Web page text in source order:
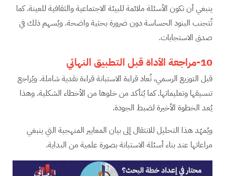
ينبغي أن تكون الأسئلة ملائمة للبيئة الاجتماعية والثقافية للعينة. كما
تُتجنب البنود الحساسة دون ضرورة بحثية واضحة. ويُسهم ذلك في
صدق الاستجابات.
10-مراجعة الأداة قبل التطبيق النهائي
قبل التوزيع الرسمي، تُعاد قراءة الاستبانة قراءة نقدية شاملة. ويُراجع
تنسيقها وتعليماتها. كما يُتأكد من خلوها من الأخطاء الشكلية. وهذا
يُعد الخطوة الأخيرة لضبط الجودة.
ويُمهّد هذا التحليل للانتقال إلى بيان المعايير المنهجية التي ينبغي
مراعاتها عند بناء أسئلة الاستبانة بصورة علمية من البداية.